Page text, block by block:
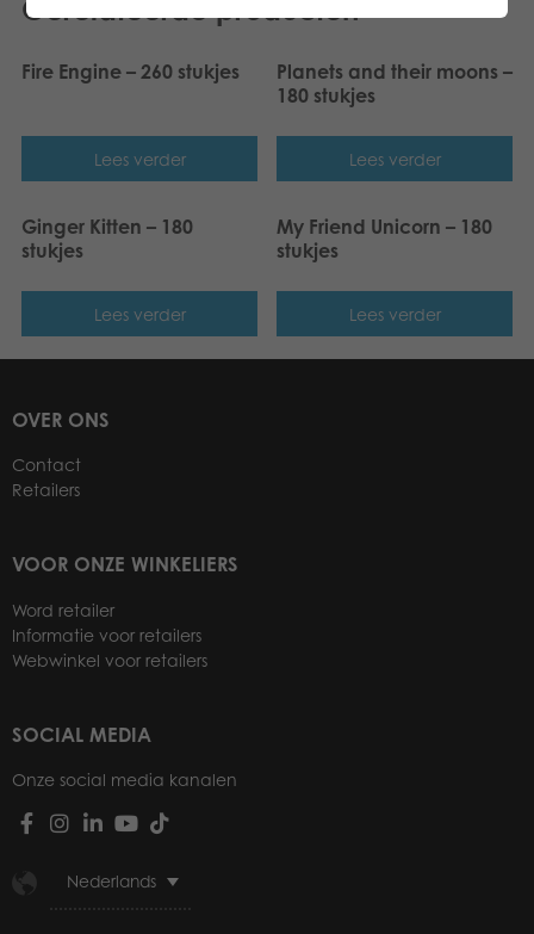
Gerelateerde producten
Fire Engine – 260 stukjes
Lees verder
Planets and their moons –
180 stukjes
Lees verder
Ginger Kitten – 180
stukjes
Lees verder
My Friend Unicorn – 180
stukjes
Lees verder
OVER ONS
Contact
Retailers
VOOR ONZE WINKELIERS
Word retailer
Informatie voor retailers
Webwinkel voor retailers
SOCIAL MEDIA
Onze social media kanalen
Nederlands